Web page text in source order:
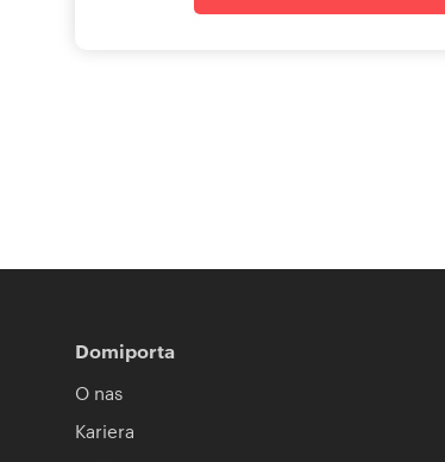
Domiporta
O nas
Kariera